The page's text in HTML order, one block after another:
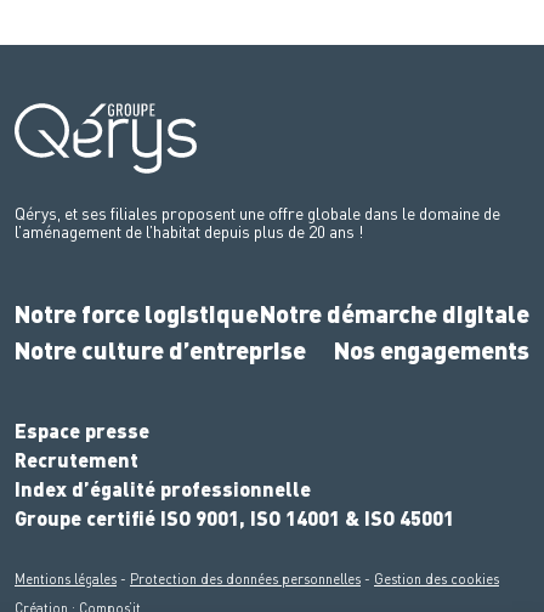
Qérys, et ses filiales proposent une offre globale dans le domaine de
l’aménagement de l’habitat depuis plus de 20 ans !
Notre force logistiqueNotre démarche digitale
Notre culture d’entreprise
Nos engagements
Espace presse
Recrutement
Index d’égalité professionnelle
Groupe certifié ISO 9001, ISO 14001 & ISO 45001
Mentions légales - Protection des données personnelles - Gestion des cookies
Création : Compos’it